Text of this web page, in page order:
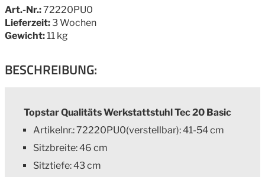
Art.-Nr.:72220PU0
Lieferzeit:3 Wochen
Gewicht:11 kg
BESCHREIBUNG:
Topstar Qualitäts Werkstattstuhl Tec 20 Basic
Artikelnr.: 72220PU0(verstellbar): 41-54 cm
Sitzbreite: 46 cm
Sitztiefe: 43 cm